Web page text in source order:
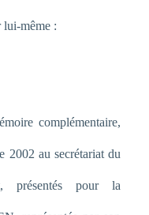
lui-même :
complémentaire,
2002 au secrétariat du
présentés pour la